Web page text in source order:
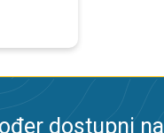
dostupni na